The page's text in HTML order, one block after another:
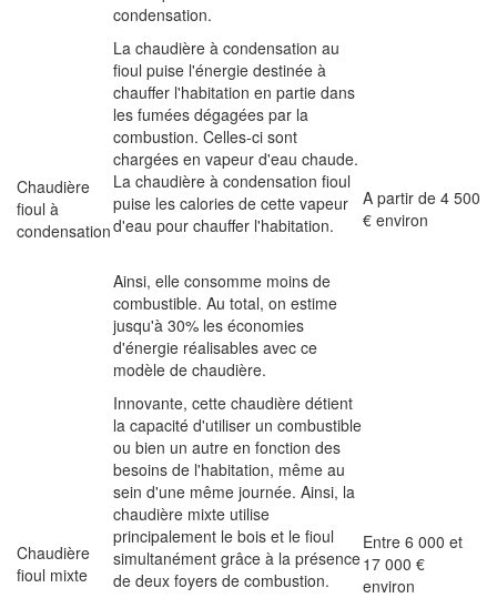
condensation.
Chaudière
fioul à
condensation
La chaudière à condensation au
fioul puise l'énergie destinée à
chauffer l'habitation en partie dans
les fumées dégagées par la
combustion. Celles-ci sont
chargées en vapeur d'eau chaude.
La chaudière à condensation fioul
puise les calories de cette vapeur
d'eau pour chauffer l'habitation.
Ainsi, elle consomme moins de
combustible. Au total, on estime
jusqu'à 30% les économies
d'énergie réalisables avec ce
modèle de chaudière.
A partir de 4 500
€ environ
Chaudière
fioul mixte
Innovante, cette chaudière détient
la capacité d'utiliser un combustible
ou bien un autre en fonction des
besoins de l'habitation, même au
sein d'une même journée. Ainsi, la
chaudière mixte utilise
principalement le bois et le fioul
simultanément grâce à la présence
de deux foyers de combustion.
Entre 6 000 et
17 000 €
environ